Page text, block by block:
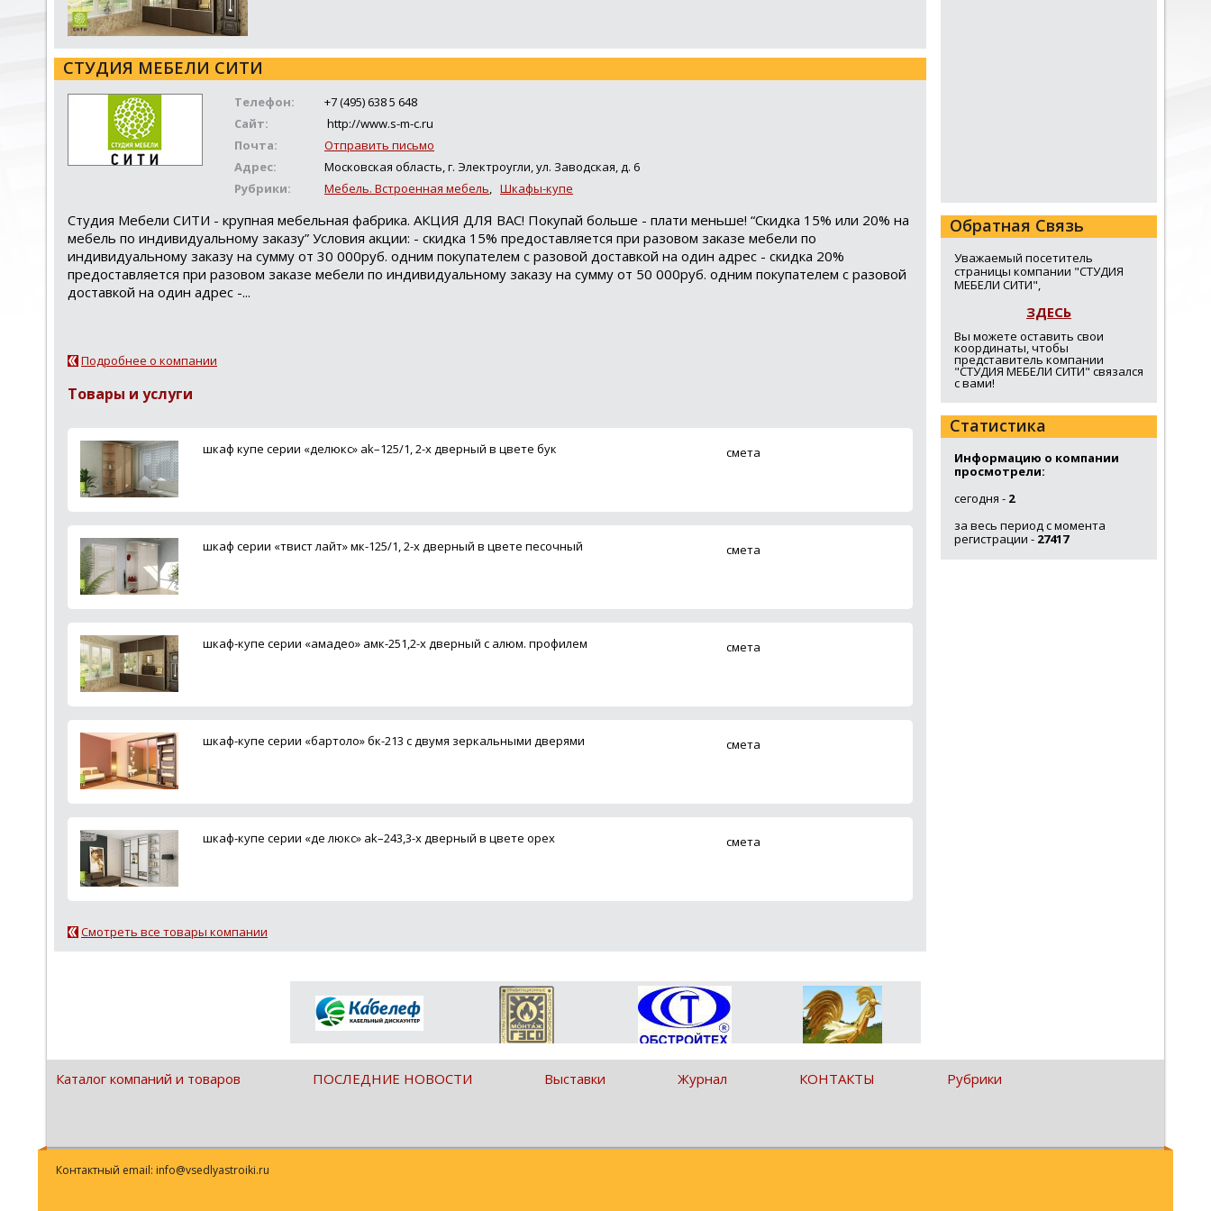
СТУДИЯ МЕБЕЛИ СИТИ
Телефон:
+7 (495) 638 5 648
Сайт:
http://www.s-m-c.ru
Почта:
Отправить письмо
Адрес:
Московская область, г. Электроугли, ул. Заводская, д. 6
Рубрики:
Мебель. Встроенная мебель, Шкафы-купе
Студия Мебели СИТИ - крупная мебельная фабрика. АКЦИЯ ДЛЯ ВАС! Покупай больше - плати меньше! “Скидка 15% или 20% на
мебель по индивидуальному заказу” Условия акции: - скидка 15% предоставляется при разовом заказе мебели по
индивидуальному заказу на сумму от 30 000руб. одним покупателем с разовой доставкой на один адрес - скидка 20%
предоставляется при разовом заказе мебели по индивидуальному заказу на сумму от 50 000руб. одним покупателем с разовой
доставкой на один адрес -...
Подробнее о компании
Товары и услуги
шкаф купе серии «делюкс» ak–125/1, 2-х дверный в цвете бук смета
шкаф серии «твист лайт» мк-125/1, 2-х дверный в цвете песочный смета
шкаф-купе серии «амадео» амк-251,2-х дверный с алюм. профилем смета
шкаф-купе серии «бартоло» бк-213 с двумя зеркальными дверями смета
шкаф-купе серии «де люкс» ak–243,3-х дверный в цвете орех смета
Смотреть все товары компании
Обратная Связь
Уважаемый посетитель
страницы компании "СТУДИЯ
МЕБЕЛИ СИТИ",
ЗДЕСЬ
Вы можете оставить свои
координаты, чтобы
представитель компании
"СТУДИЯ МЕБЕЛИ СИТИ" связался
с вами!
Статистика
Информацию о компании
просмотрели:
сегодня - 2
за весь период с момента
регистрации - 27417
Каталог компаний и товаров ПОСЛЕДНИЕ НОВОСТИ Выставки Журнал КОНТАКТЫ Рубрики
Контактный email: info@vsedlyastroiki.ru